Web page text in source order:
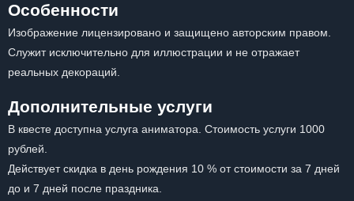
Особенности
Изображение лицензировано и защищено авторским правом.
Служит исключительно для иллюстрации и не отражает
реальных декораций.
Дополнительные услуги
В квесте доступна услуга аниматора. Стоимость услуги 1000
рублей.
Действует скидка в день рождения 10 % от стоимости за 7 дней
до и 7 дней после праздника.